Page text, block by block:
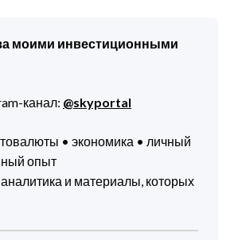
моими инвестиционными
канал: @skyportal
• экономика • личный
опыт
и материалы, которых